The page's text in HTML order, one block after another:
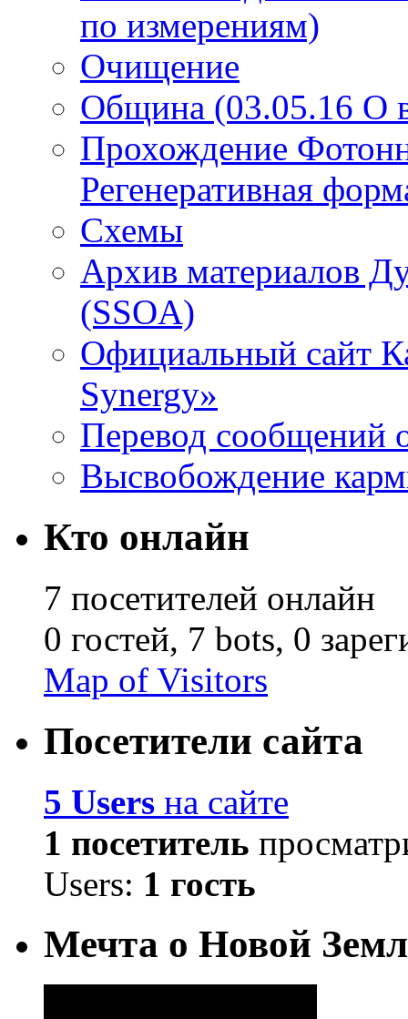
по измерениям)
Очищение
Община (03.05.16 О
Прохождение
Регенеративная
Схемы
Архив материалов
(SSOA)
Официальный сайт
Synergy»
Перевод сообщений
Высвобождение
Кто онлайн
7 посетителей онлайн
0 гостей, 7 bots, 0
Map of Visitors
Посетители сайта
5 Users на сайте
1 посетитель
Users: 1 гость
Мечта о Новой